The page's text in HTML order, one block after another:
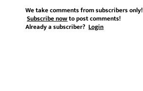
We take comments from subscribers only!
Subscribe nowto post comments!
Already a subscriber?Login